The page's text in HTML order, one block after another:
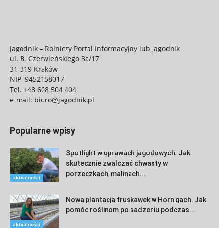
Jagodnik – Rolniczy Portal Informacyjny lub Jagodnik
ul. B. Czerwieńskiego 3a/17
31-319 Kraków
NIP: 9452158017
Tel. +48 608 504 404
e-mail: biuro@jagodnik.pl
Popularne wpisy
aktualności
Spotlight w uprawach jagodowych. Jak
skutecznie zwalczać chwasty w
porzeczkach, malinach...
aktualności
Nowa plantacja truskawek w Hornigach. Jak
pomóc roślinom po sadzeniu podczas...